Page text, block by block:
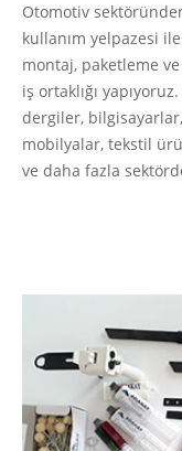
Otomotiv
kullanım yelpazesi
montaj, paketleme
iş ortaklığı
dergiler,
mobilyalar, tekstil
ve daha fazla